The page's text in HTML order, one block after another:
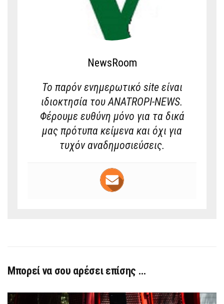
NewsRoom
Το παρόν ενημερωτικό site είναι
ιδιοκτησία του ANATROPI-NEWS.
Φέρουμε ευθύνη μόνο για τα δικά
μας πρότυπα κείμενα και όχι για
τυχόν αναδημοσιεύσεις.
Μπορεί να σου αρέσει επίσης …